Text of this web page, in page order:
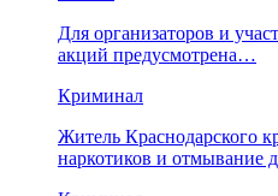
Для организаторов и
акций предусмотрена…
Криминал
Житель Краснодарского
наркотиков и отмывание